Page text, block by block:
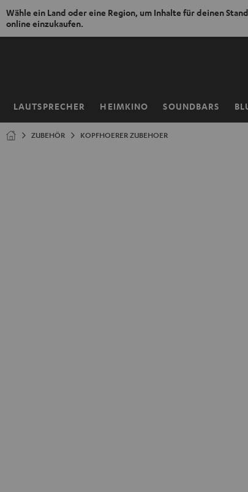
Wähle ein Land oder eine Region, um Inhalte für deinen
online einzukaufen.
ZUM
LAUTSPRECHER HEIMKINO SOUNDBARS
Startseite
ZUBEHÖR KOPFHOERER ZUBEHOER